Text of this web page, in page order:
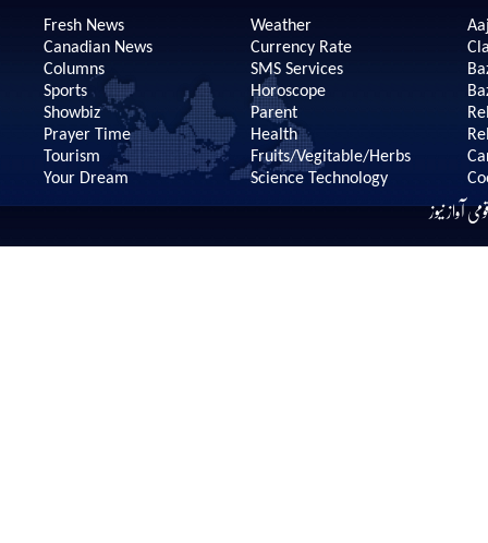
Fresh News
Canadian News
Columns
Sports
Showbiz
Prayer Time
Tourism
Your Dream
Weather
Currency Rate
SMS Services
Horoscope
Parent
Health
Fruits/Vegitable/Herbs
Science Technology